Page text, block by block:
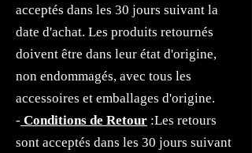
acceptés dans les 30 jours suivant la
date d'achat. Les produits retournés
doivent être dans leur état d'origine,
non endommagés, avec tous les
accessoires et emballages d'origine.
- Conditions de Retour :Les retours
sont acceptés dans les 30 jours suivant